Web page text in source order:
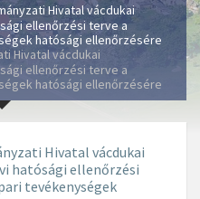
Hivatal vácdukai
ellenőrzési terve a
hatósági ellenőrzésére
Hivatal vácdukai
ellenőrzési terve a
hatósági ellenőrzésére
Hivatal vácdukai
hatósági ellenőrzési
tevékenységek